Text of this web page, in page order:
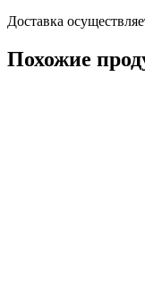
Доставка
Похожие